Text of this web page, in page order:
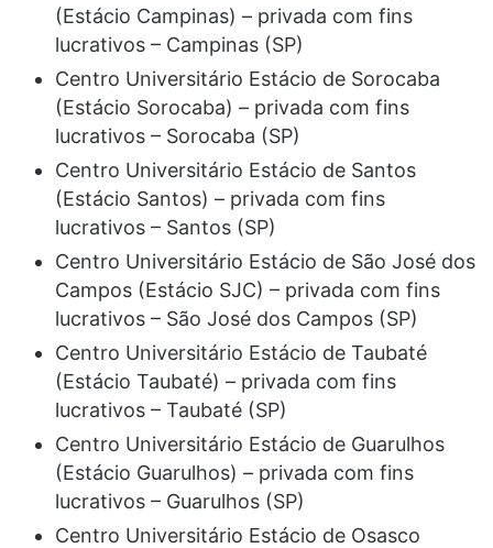
(Estácio Campinas) – privada com fins
lucrativos – Campinas (SP)
Centro Universitário Estácio de Sorocaba
(Estácio Sorocaba) – privada com fins
lucrativos – Sorocaba (SP)
Centro Universitário Estácio de Santos
(Estácio Santos) – privada com fins
lucrativos – Santos (SP)
Centro Universitário Estácio de São José dos
Campos (Estácio SJC) – privada com fins
lucrativos – São José dos Campos (SP)
Centro Universitário Estácio de Taubaté
(Estácio Taubaté) – privada com fins
lucrativos – Taubaté (SP)
Centro Universitário Estácio de Guarulhos
(Estácio Guarulhos) – privada com fins
lucrativos – Guarulhos (SP)
Centro Universitário Estácio de Osasco